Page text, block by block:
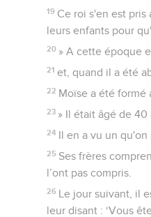
19 Ce roi s'en est
leurs enfants pour
20 » A cette époque
21 et, quand il a été
22 Moïse a été formé
23 » Il était âgé de
24 Il en a vu un qu'on
25 Ses frères
l’ont pas compris.
26 Le jour suivant, il
leur disant : ‘Vous